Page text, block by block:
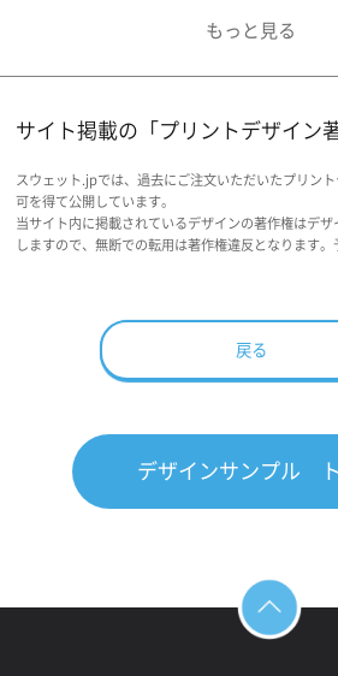
サイト掲載の「プリントデザイン
スウェット.jpでは、過去にご注文いただいたプリン
可を得て公開しています。
当サイト内に掲載されているデザインの著作権はデ
しますので、無断での転用は著作権違反となります。
戻る
デザインサンプル